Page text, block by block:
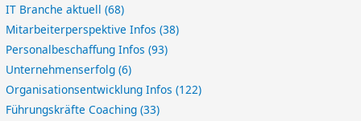
IT Branche aktuell(68)
Mitarbeiterperspektive Infos(38)
Personalbeschaffung Infos(93)
Unternehmenserfolg(6)
Organisationsentwicklung Infos(122)
Führungskräfte Coaching(33)